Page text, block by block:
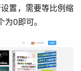
置，需要等比例缩
0即可。